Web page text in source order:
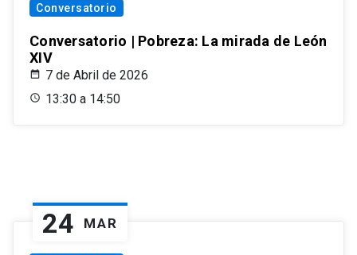
Conversatorio
Conversatorio | Pobreza: La mirada de León
XIV
7 de Abril de 2026
13:30 a 14:50
24 MAR